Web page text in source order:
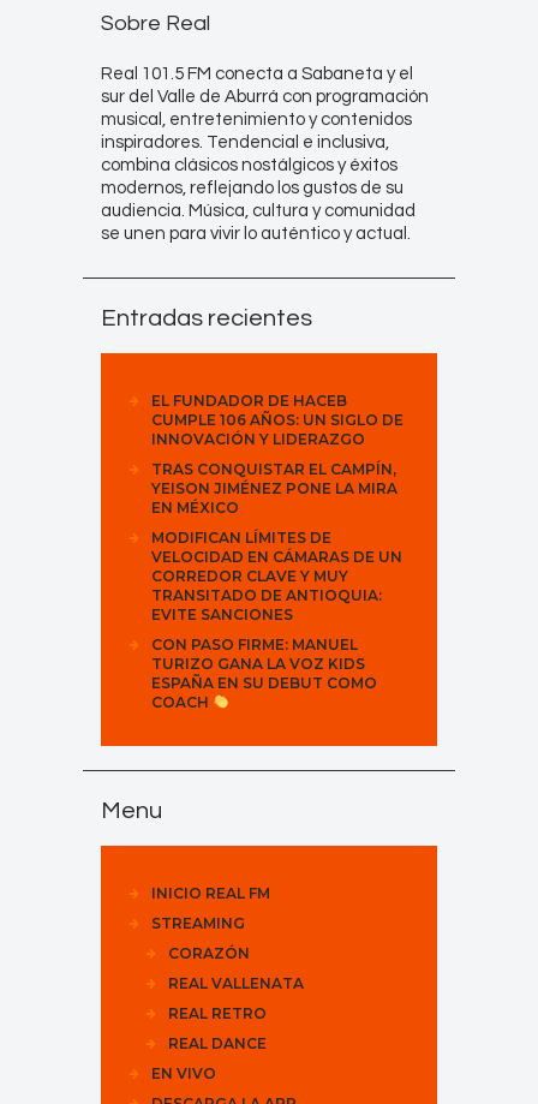
Sobre Real
Real 101.5 FM conecta a Sabaneta y el
sur del Valle de Aburrá con programación
musical, entretenimiento y contenidos
inspiradores. Tendencial e inclusiva,
combina clásicos nostálgicos y éxitos
modernos, reflejando los gustos de su
audiencia. Música, cultura y comunidad
se unen para vivir lo auténtico y actual.
Entradas recientes
EL FUNDADOR DE HACEB
CUMPLE 106 AÑOS: UN SIGLO DE
INNOVACIÓN Y LIDERAZGO
TRAS CONQUISTAR EL CAMPÍN,
YEISON JIMÉNEZ PONE LA MIRA
EN MÉXICO
MODIFICAN LÍMITES DE
VELOCIDAD EN CÁMARAS DE UN
CORREDOR CLAVE Y MUY
TRANSITADO DE ANTIOQUIA:
EVITE SANCIONES
CON PASO FIRME: MANUEL
TURIZO GANA LA VOZ KIDS
ESPAÑA EN SU DEBUT COMO
COACH
Menu
INICIO REAL FM
STREAMING
CORAZÓN
REAL VALLENATA
REAL RETRO
REAL DANCE
EN VIVO